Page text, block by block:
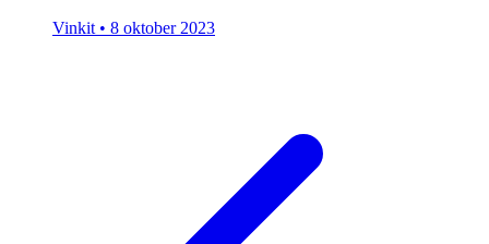
Vinkit • 8 oktober 2023